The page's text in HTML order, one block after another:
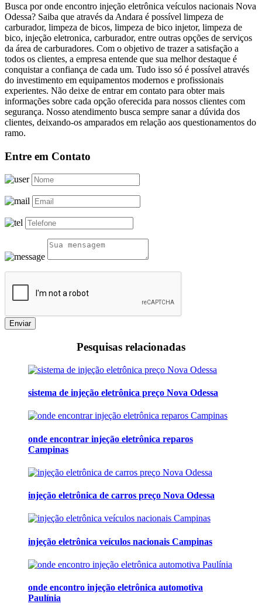
Busca por onde encontro injeção eletrônica veículos nacionais Nova
Odessa? Saiba que através da Andara é possível limpeza de
carburador, limpeza de bicos, limpeza de bico injetor, limpeza de
bico, injeção eletronica, carburador, entre outras opções de serviços
da área de carburadores. Com o objetivo de trazer a satisfação a
todos os clientes, a empresa entende que sua melhor destaque é
conquistar a confiança de cada um. Tudo isso só é possível através
do investimento em equipamentos modernos e profissionais
experientes. Não deixe de entrar em contato para obter mais
informações sobre cada opção oferecida para nossos clientes com
segurança. Nosso atendimento busca sempre sanar a dúvida dos
clientes, deixando-os amparados em relação aos questionamentos do
ramo.
Entre em Contato
Enviar
Pesquisas relacionadas
sistema de injeção eletrônica preço Nova Odessa
onde encontrar injeção eletrônica reparos
Campinas
injeção eletrônica de carros preço Nova Odessa
injeção eletrônica veículos nacionais Campinas
onde encontro injeção eletrônica automotiva
Paulínia